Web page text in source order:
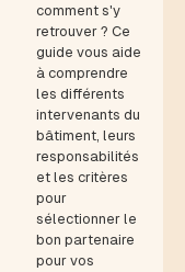
comment s'y
retrouver ? Ce
guide vous aide
à comprendre
les différents
intervenants du
bâtiment, leurs
responsabilités
et les critères
pour
sélectionner le
bon partenaire
pour vos